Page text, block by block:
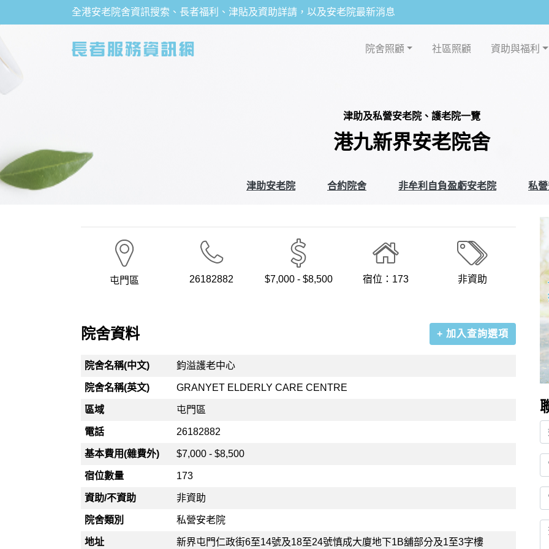
全港安老院舍資訊搜索、長者福利、津貼及資助詳請，以及安老院最新消息
院舍照顧 社區照顧 資助與福利
津助及私營安老院、護老院一覽
港九新界安老院舍
津助安老院 合約院舍 非牟利自負盈虧安老院 私
屯門區 26182882 $7,000 - $8,500 宿位：173 非資助
院舍資料 + 加入查詢選項
院舍名稱(中文) 鈞溢護老中心
院舍名稱(英文) GRANYET ELDERLY CARE CENTRE
區域 屯門區
電話 26182882
基本費用(雜費外) $7,000 - $8,500
宿位數量 173
資助/不資助 非資助
院舍類別 私營安老院
地址 新界屯門仁政街6至14號及18至24號慎成大廈地下1B舖部分及1至3字樓